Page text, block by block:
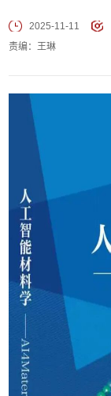
2025-11-11
责编：王琳